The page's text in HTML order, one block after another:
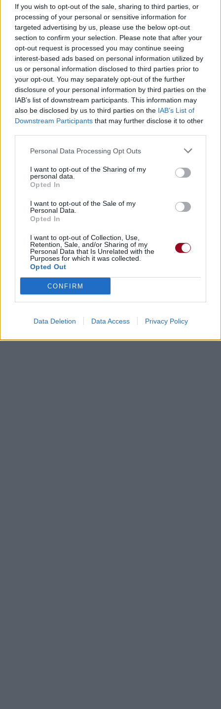
If you wish to opt-out of the sale, sharing to third parties, or
processing of your personal or sensitive information for
targeted advertising by us, please use the below opt-out
section to confirm your selection. Please note that after your
opt-out request is processed you may continue seeing
interest-based ads based on personal information utilized by
us or personal information disclosed to third parties prior to
your opt-out. You may separately opt-out of the further
disclosure of your personal information by third parties on the
IAB’s list of downstream participants. This information may
also be disclosed by us to third parties on the IAB’s List of
Downstream Participants that may further disclose it to other
Personal Data Processing Opt Outs
I want to opt-out of the Sharing of my
personal data.
Opted In
I want to opt-out of the Sale of my
Personal Data.
Opted In
I want to opt-out of Collection, Use,
Retention, Sale, and/or Sharing of my
Personal Data that Is Unrelated with the
Purposes for which it was collected.
Opted Out
CONFIRM
Data Deletion Data Access Privacy Policy